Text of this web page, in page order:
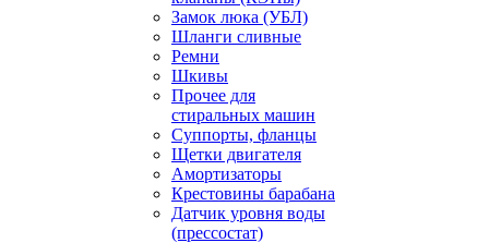
Замок люка (УБЛ)
Шланги сливные
Ремни
Шкивы
Прочее для
стиральных машин
Суппорты, фланцы
Щетки двигателя
Амортизаторы
Крестовины барабана
Датчик уровня воды
(прессостат)